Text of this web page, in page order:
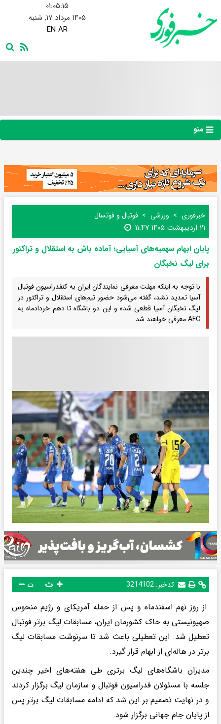
۰۱:۰۵:۱۶
۱۴۰۵ مرداد ۱۷, شنبه
EN AR
منو
خبرفوری ورزشی فوتبال و فوتسال
۲۱ اردیبهشت ۱۴۰۵ ۱۱:۴۷
پایان ابهام سهمیه‌های آسیایی؛ آماده باش به استقلال و تراکتور
برای لیگ نخبگان
با توجه به اینکه مهلت معرفی نمایندگان ایران به کنفدراسیون فوتبال
آسیا تمدید نشد، گفته می‌شود حضور تیم‌های استقلال و تراکتور در
لیگ نخبگان آسیا قطعی شده و این دو باشگاه تا دهم خردادماه به
AFC معرفی خواهند شد.
کدخبر: 3214102 ت
از روز نهم اسفندماه و پس از حمله آمریکای و رژیم منحوس
صهیونیستی به خاک کشورمان ایران، مسابقات لیگ برتر فوتبال
تعطیل شد. این تعطیلی باعث شد تا سرنوشت مسابقات لیگ
برتر در هاله‌ای از ابهام قرار گیرد.
مدیران باشگاه‌های لیگ برتری طی هفته‌های اخیر چندین
جلسه با مسئولان فدراسیون فوتبال و سازمان لیگ برگزار کردند
و در نهایت تصمیم بر این شد که ادامه مسابقات لیگ برتر پس
از پایان جام جهانی برگزار شود.